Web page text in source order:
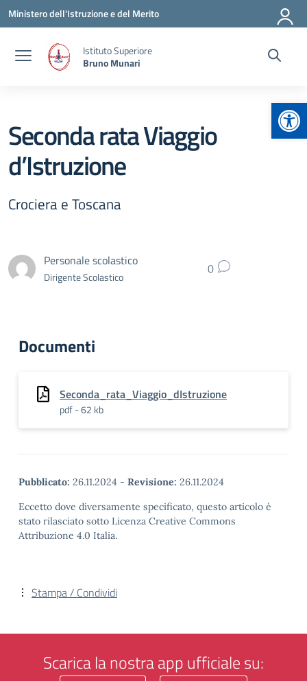
Vai ai contenuti
Vai al menu di navigazione
Vai al footer
Ministero dell'Istruzione e del Merito
Istituto Superiore
Bruno Munari
Seconda rata Viaggio
d’Istruzione
Crociera e Toscana
Personale scolastico
Dirigente Scolastico 0
Documenti
Seconda_rata_Viaggio_dIstruzione
pdf - 62 kb
Pubblicato: 26.11.2024 - Revisione: 26.11.2024
Eccetto dove diversamente specificato, questo articolo è
stato rilasciato sotto Licenza Creative Commons
Attribuzione 4.0 Italia.
Stampa / Condividi
Scarica la nostra app ufficiale su: